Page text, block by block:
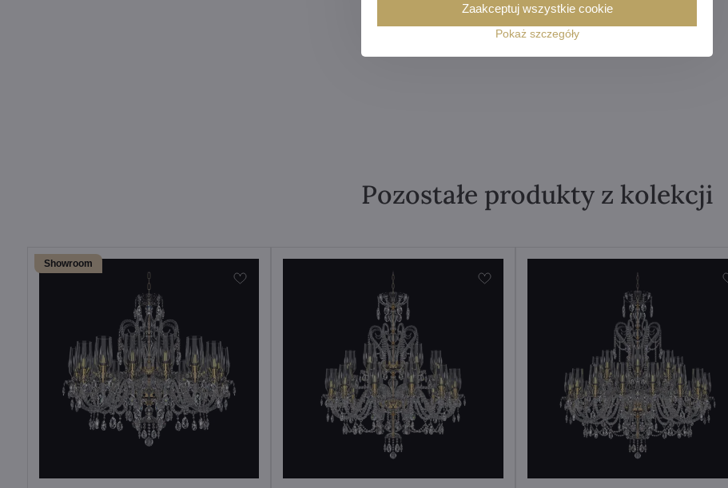
Pozostałe produkty z kolekcji
Showroom
Pokaż szczegóły
Zaakceptuj wszystkie cookie